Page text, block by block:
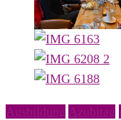
Ausbildung Azubitag